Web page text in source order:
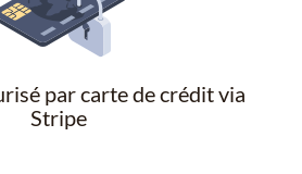
par carte de crédit via
Stripe